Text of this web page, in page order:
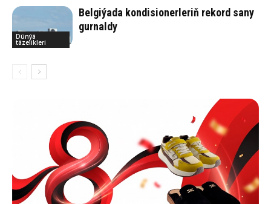
Dünýä
täzelikleri
Belgiýada kondisionerleriň rekord sany
gurnaldy